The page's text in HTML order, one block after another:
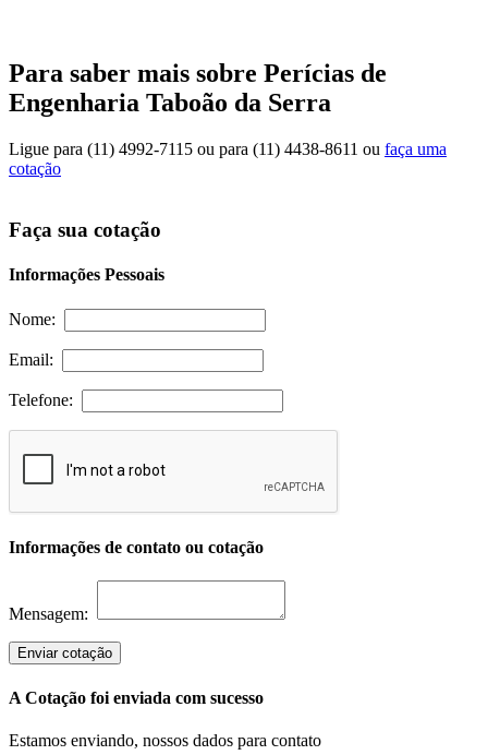
Para saber mais sobre Perícias de
Engenharia Taboão da Serra
Ligue para (11) 4992-7115 ou para (11) 4438-8611 ou faça uma
cotação
Faça sua cotação
Informações Pessoais
Nome:
Email:
Telefone:
Informações de contato ou cotação
Mensagem:
Enviar cotação
A Cotação foi enviada com sucesso
Estamos enviando, nossos dados para contato